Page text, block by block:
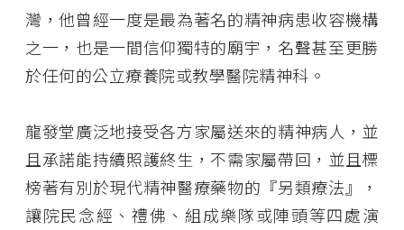
灣，他曾經一度是最為著名的精神病患收容機構
之一，也是一間信仰獨特的廟宇，名聲甚至更勝
於任何的公立療養院或教學醫院精神科。
龍發堂廣泛地接受各方家屬送來的精神病人，並
且承諾能持續照護終生，不需家屬帶回，並且標
榜著有別於現代精神醫療藥物的『另類療法』，
讓院民念經、禮佛、組成樂隊或陣頭等四處演